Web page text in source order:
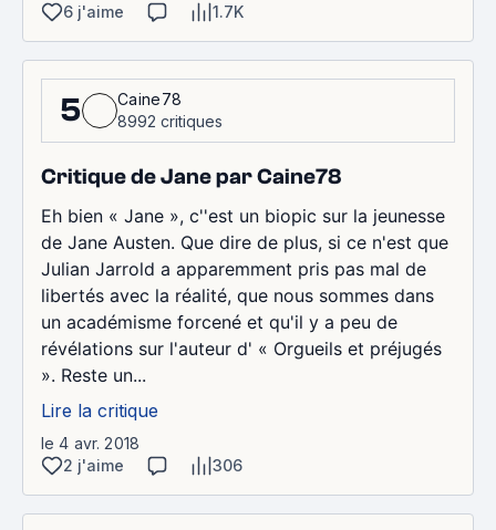
6 j'aime
1.7K
5
Caine78
8992 critiques
Critique de Jane par Caine78
Eh bien « Jane », c''est un biopic sur la jeunesse
de Jane Austen. Que dire de plus, si ce n'est que
Julian Jarrold a apparemment pris pas mal de
libertés avec la réalité, que nous sommes dans
un académisme forcené et qu'il y a peu de
révélations sur l'auteur d' « Orgueils et préjugés
». Reste un...
Lire la critique
le 4 avr. 2018
2 j'aime
306